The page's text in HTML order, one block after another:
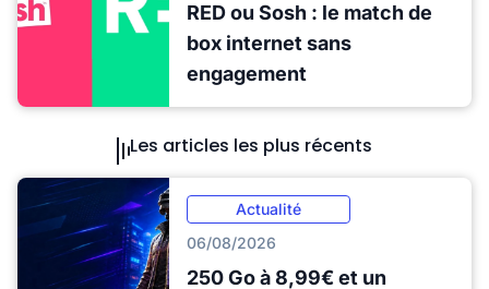
RED ou Sosh : le match de
box internet sans
engagement
Les articles les plus récents
Actualité
06/08/2026
250 Go à 8,99€ et un